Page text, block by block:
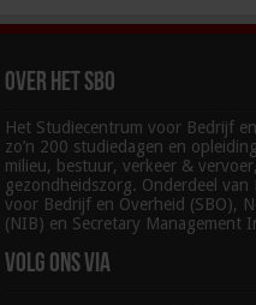
Over het SBO
Het Studiecentrum voor Bedrijf
zo’n 200 studiedagen en
milieu, bestuur, verkeer &
gezondheidszorg. Onderdeel
voor Bedrijf en Overheid (SBO),
(NIB) en Secretary Management
Volg ons via